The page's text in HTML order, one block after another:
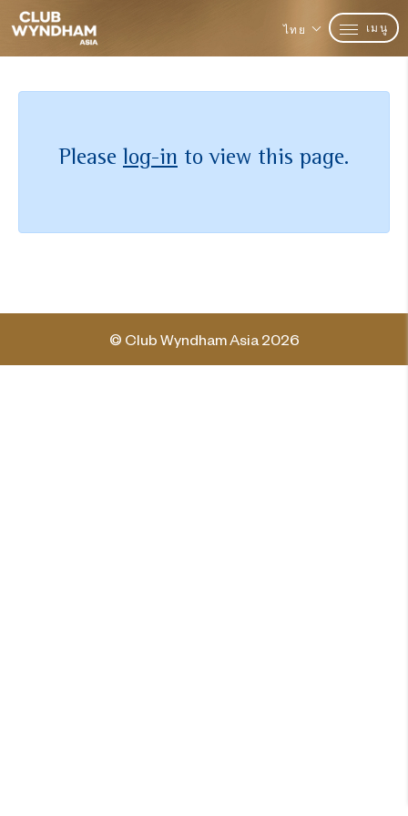
ไทย เมนู
Please log-in to view this page.
© Club Wyndham Asia 2026